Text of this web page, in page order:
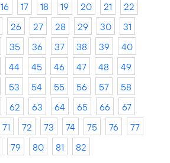
16 17 18 19 20 21
22
26 27 28 29 30
31
35 36 37 38 39
40
44 45 46 47 48
49
53 54 55 56 57
58
62 63 64 65 66
67
71 72 73 74 75 76
77
79 80 81 82